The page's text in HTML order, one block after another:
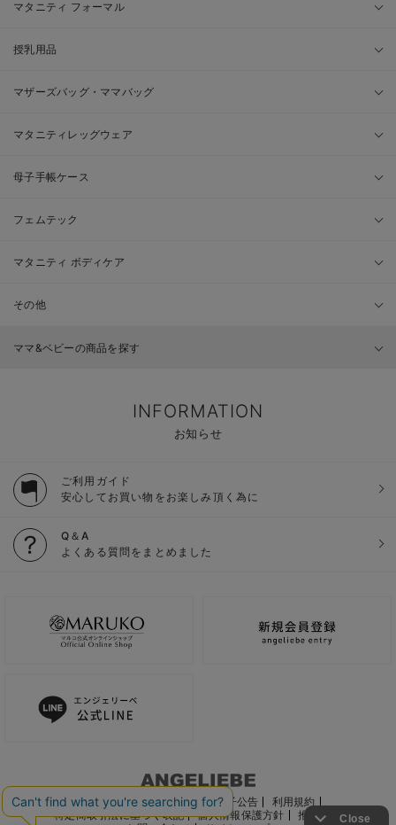
マタニティ フォーマル
授乳用品
マザーズバッグ・ママバッグ
マタニティレッグウェア
母子手帳ケース
フェムテック
マタニティ ボディケア
その他
ママ&ベビーの商品を探す
INFORMATION
お知らせ
ご利用ガイド
安心してお買い物をお楽しみ頂く為に
Q＆A
よくある質問をまとめました
ご利用ガイド 会社概要 電子公告
利用規約
特定商取引法に基づく表記
個人情報保護方針
推奨環境